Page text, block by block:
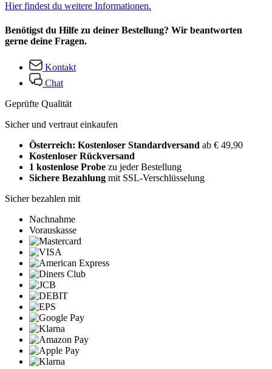
Hier findest du weitere Informationen.
Benötigst du Hilfe zu deiner Bestellung? Wir beantworten
gerne deine Fragen.
Kontakt
Chat
Geprüfte Qualität
Sicher und vertraut einkaufen
Österreich: Kostenloser Standardversand ab € 49,90
Kostenloser Rückversand
1 kostenlose Probe zu jeder Bestellung
Sichere Bezahlung mit SSL-Verschlüsselung
Sicher bezahlen mit
Nachnahme
Vorauskasse